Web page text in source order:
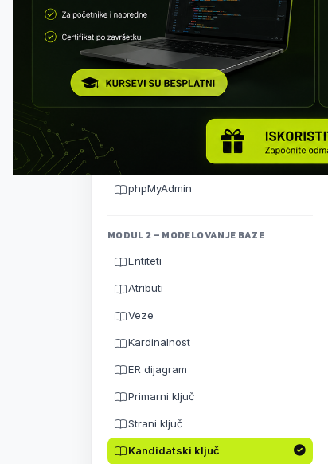
SQL vs MySQL
Relacione baze
Kako razmišljati kao projektant
baze
Klijent-server arhitektura
Instalacija MySQL Servera
MySQL Workbench
phpMyAdmin
MODUL 2 – MODELOVANJE BAZE
Entiteti
Atributi
Veze
Kardinalnost
ER dijagram
Primarni ključ
Strani ključ
Kandidatski ključ